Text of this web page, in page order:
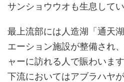
サンショウウオも生息してい
最上流部には人造湖「通天
エーション施設が整備され
ャーに訪れる人で賑わいます
下流においてはアブラハヤ